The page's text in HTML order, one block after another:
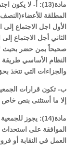
مادة(13): أ- لا
المطلقة
الأول اجل الاجتماع إلى
الثاني أجل الاجتماع
صحيحاً بمن حضر بحيث
النظام الأساسي طريقة
والجزاءات التي تتخذ
ب- تكون قرارات
إلا ما أستثنى بنص خاص
مادة(14): يجوز
الموافقة على
العمل في النقابة أو